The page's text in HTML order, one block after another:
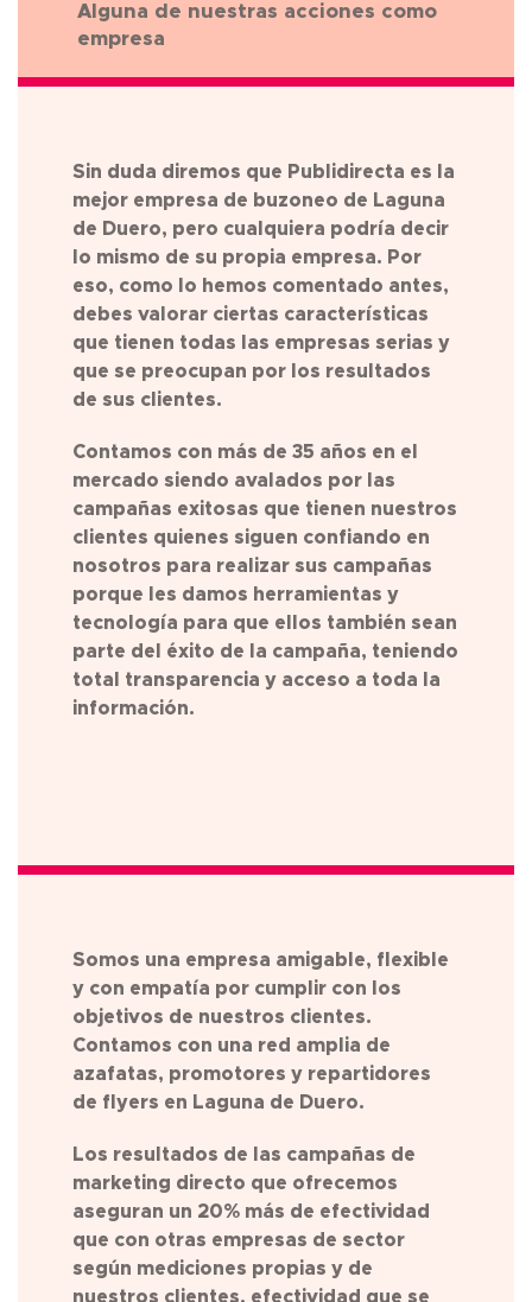
Alguna de nuestras acciones como
empresa
Sin duda diremos que Publidirecta es la
mejor empresa de buzoneo de Laguna
de Duero, pero cualquiera podría decir
lo mismo de su propia empresa. Por
eso, como lo hemos comentado antes,
debes valorar ciertas características
que tienen todas las empresas serias y
que se preocupan por los resultados
de sus clientes.
Contamos con más de 35 años en el
mercado siendo avalados por las
campañas exitosas que tienen nuestros
clientes quienes siguen confiando en
nosotros para realizar sus campañas
porque les damos herramientas y
tecnología para que ellos también sean
parte del éxito de la campaña, teniendo
total transparencia y acceso a toda la
información.
Somos una empresa amigable, flexible
y con empatía por cumplir con los
objetivos de nuestros clientes.
Contamos con una red amplia de
azafatas, promotores y repartidores
de flyers en Laguna de Duero.
Los resultados de las campañas de
marketing directo que ofrecemos
aseguran un 20% más de efectividad
que con otras empresas de sector
según mediciones propias y de
nuestros clientes, efectividad que se